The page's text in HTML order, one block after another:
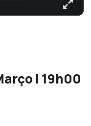
| 19h00